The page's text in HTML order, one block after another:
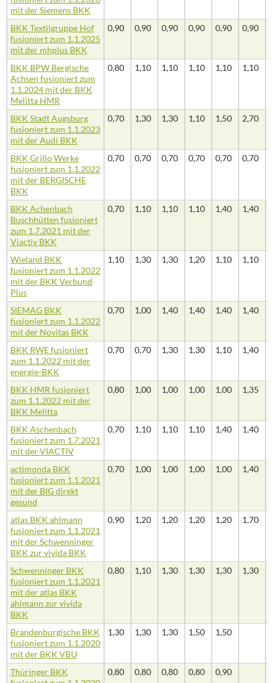
mit der Siemens BKK
BKK Textilgruppe Hof
fusioniert zum 1.1.2025
mit der mhplus BKK
0,90 0,90 0,90 0,90 0,90 0,90
BKK BPW Bergische
Achsen fusioniert zum
1.1.2024 mit der BKK
Melitta HMR
0,80 1,10 1,10 1,10 1,10 1,10
BKK Stadt Augsburg
fusioniert zum 1.1.2023
mit der Audi BKK
0,70 1,30 1,30 1,10 1,50 2,70
BKK Grillo Werke
fusioniert zum 1.1.2022
mit der BERGISCHE
BKK
0,70 0,70 0,70 0,70 0,70 0,70
BKK Achenbach
Buschhütten fusioniert
zum 1.7.2021 mit der
Viactiv BKK
0,70 1,10 1,10 1,10 1,40 1,40
Wieland BKK
fusioniert zum 1.1.2022
mit der BKK Verbund
Plus
1,10 1,30 1,30 1,20 1,10 1,10
SIEMAG BKK
fusioniert zum 1.1.2022
mit der Novitas BKK
0,70 1,00 1,40 1,40 1,40 1,40
BKK RWE fusioniert
zum 1.1.2022 mit der
energie-BKK
0,70 0,70 1,30 1,30 1,10 1,40
BKK HMR fusioniert
zum 1.1.2022 mit der
BKK Melitta
0,80 1,00 1,00 1,00 1,00 1,35
BKK Aschenbach
fusioniert zum 1.7.2021
mit der VIACTIV
0,70 1,10 1,10 1,10 1,40 1,40
actimonda BKK
fusioniert zum 1.1.2021
mit der BIG direkt
gesund
0,70 1,00 1,00 1,00 1,00 1,40
atlas BKK ahlmann
fusioniert zum 1.1.2021
mit der Schwenninger
BKK zur vivida BKK
0,90 1,20 1,20 1,20 1,20 1,70
Schwenninger BKK
fusioniert zum 1.1.2021
mit der atlas BKK
ahlmann zur vivida
BKK
0,80 1,10 1,30 1,30 1,30 1,30
Brandenburgische BKK
fusioniert zum 1.1.2020
mit der BKK VBU
1,30 1,30 1,30 1,50 1,50
Thüringer BKK
0,80 0,80 0,80 0,80 0,90